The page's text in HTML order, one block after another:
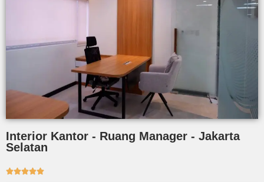
Interior Kantor - Ruang Manager - Jakarta
Selatan
